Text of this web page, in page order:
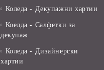
Коледа - Декупажни хартии
Коелда - Салфетки за
декупаж
Коледа - Дизайнерски
хартии